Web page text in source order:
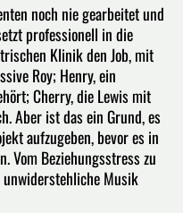
noch nie gearbeitet und
professionell in die
Klinik den Job, mit
Roy; Henry, ein
Cherry, die Lewis mit
Aber ist das ein Grund, es
aufzugeben, bevor es in
Vom Beziehungsstress zu
Musik